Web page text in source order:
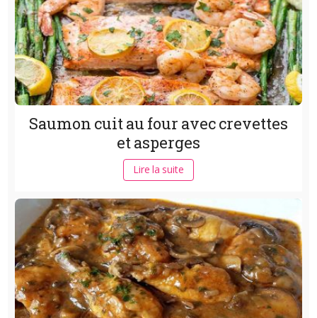
Saumon cuit au four avec crevettes
et asperges
Lire la suite